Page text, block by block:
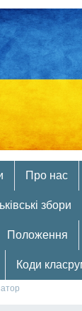
Про нас
збори
Положення
Коди